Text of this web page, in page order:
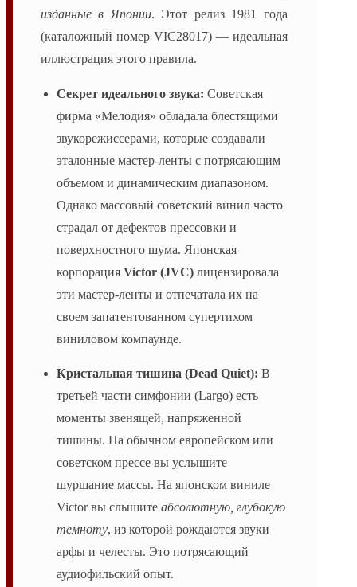
изданные в Японии. Этот релиз 1981 года
(каталожный номер VIC28017) — идеальная
иллюстрация этого правила.
Секрет идеального звука: Советская
фирма «Мелодия» обладала блестящими
звукорежиссерами, которые создавали
эталонные мастер-ленты с потрясающим
объемом и динамическим диапазоном.
Однако массовый советский винил часто
страдал от дефектов прессовки и
поверхностного шума. Японская
корпорация Victor (JVC) лицензировала
эти мастер-ленты и отпечатала их на
своем запатентованном супертихом
виниловом компаунде.
Кристальная тишина (Dead Quiet): В
третьей части симфонии (Largo) есть
моменты звенящей, напряженной
тишины. На обычном европейском или
советском прессе вы услышите
шуршание массы. На японском виниле
Victor вы слышите абсолютную, глубокую
темноту, из которой рождаются звуки
арфы и челесты. Это потрясающий
аудиофильский опыт.